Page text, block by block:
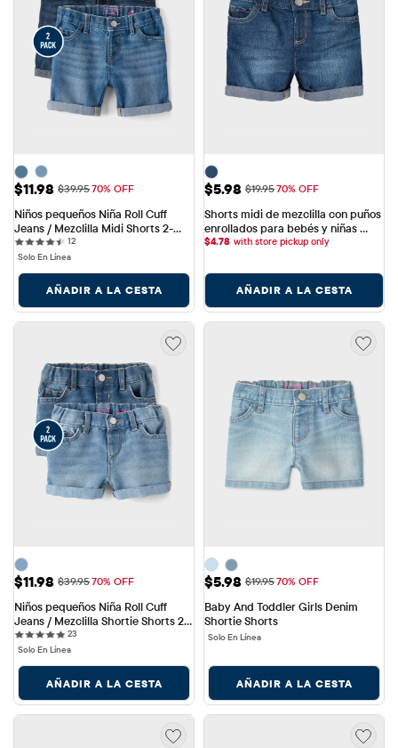
Precio de venta: $11.98
$11.98 Precio original: $39.95
$39.9570% OFF
Niños pequeños Niña Roll Cuff
Jeans / Mezclilla Midi Shorts 2-
Pack
1212 reviews
Solo En Línea
AÑADIR A LA CESTA
Precio de venta: $5.98
$5.98 Precio original: $19.95
$19.9570% OFF
Shorts midi de mezclilla con puños
enrollados para bebés y niñas
pequeñas
$4.78 with store pickup only
AÑADIR A LA CESTA
Precio de venta: $11.98
$11.98 Precio original: $39.95
$39.9570% OFF
Niños pequeños Niña Roll Cuff
Jeans / Mezclilla Shortie Shorts 2-
Pack
2323 reviews
Solo En Línea
AÑADIR A LA CESTA
Precio de venta: $5.98
$5.98 Precio original: $19.95
$19.9570% OFF
Baby And Toddler Girls Denim
Shortie Shorts
Solo En Línea
AÑADIR A LA CESTA